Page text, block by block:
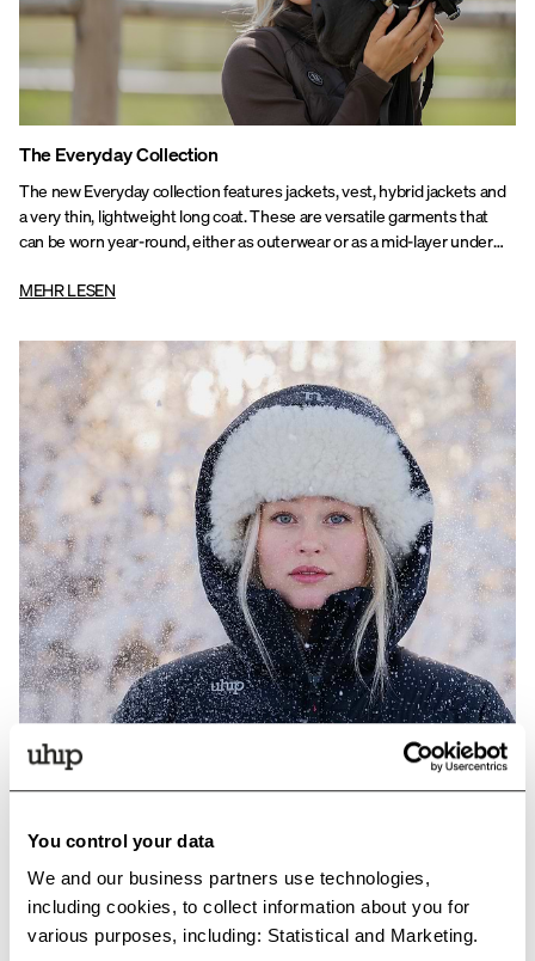
You control your data
We and our business partners use technologies,
including cookies, to collect information about you for
various purposes, including: Statistical and Marketing.
The Everyday Collection
The new Everyday collection features jackets, vest, hybrid jackets and
a very thin, lightweight long coat. These are versatile garments that
can be worn year-round, either as outerwear or as a mid-layer under
MEHR LESEN